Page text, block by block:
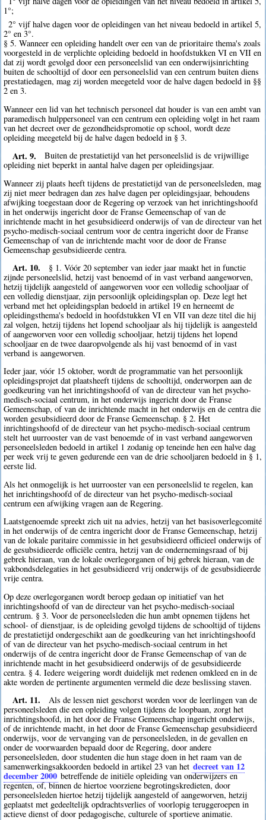
1°;
2° vijf halve dagen voor de opleidingen van het niveau bedoeld in artikel 5,
2° en 3°.
§ 5. Wanneer een opleiding handelt over een van de prioritaire thema's zoals
voorgesteld in de verplichte opleiding bedoeld in hoofdstukken VI en VII en
dat zij wordt gevolgd door een personeelslid van een onderwijsinrichting
buiten de schooltijd of door een personeelslid van een centrum buiten diens
prestatiedagen, mag zij worden meegeteld voor de halve dagen bedoeld in §§
2 en 3.
Wanneer een lid van het technisch personeel dat houder is van een ambt van
paramedisch hulppersoneel van een centrum een opleiding volgt in het raam
van het decreet over de gezondheidspromotie op school, wordt deze
opleiding meegeteld bij de halve dagen bedoeld in § 3.
Art. 9.
Buiten de prestatietijd van het personeelslid is de vrijwillige
opleiding niet beperkt in aantal halve dagen per opleidingsjaar.
Wanneer zij plaats heeft tijdens de prestatietijd van de personeelsleden, mag
zij niet meer bedragen dan zes halve dagen per opleidingsjaar, behoudens
afwijking toegestaan door de Regering op verzoek van het inrichtingshoofd
in het onderwijs ingericht door de Franse Gemeenschap of van de
inrichtende macht in het gesubsidieerd onderwijs of van de directeur van het
psycho-medisch-sociaal centrum voor de centra ingericht door de Franse
Gemeenschap of van de inrichtende macht voor de door de Franse
Gemeenschap gesubsidieerde centra.
Art. 10.
§ 1. Vóór 20 september van ieder jaar maakt het in functie
zijnde personeelslid, hetzij vast benoemd of in vast verband aangeworven,
hetzij tijdelijk aangesteld of aangeworven voor een volledig schooljaar of
een volledig dienstjaar, zijn persoonlijk opleidingsplan op. Deze legt het
verband met het opleidingsplan bedoeld in artikel 19 en herneemt de
opleidingsthema's bedoeld in hoofdstukken VI en VII van deze titel die hij
zal volgen, hetzij tijdens het lopend schooljaar als hij tijdelijk is aangesteld
of aangeworven voor een volledig schooljaar, hetzij tijdens het lopend
schooljaar en de twee daaropvolgende als hij vast benoemd of in vast
verband is aangeworven.
Ieder jaar, vóór 15 oktober, wordt de programmatie van het persoonlijk
opleidingsprojet dat plaatsheeft tijdens de schooltijd, onderworpen aan de
goedkeuring van het inrichtingshoofd of van de directeur van het psycho-
medisch-sociaal centrum, in het onderwijs ingericht door de Franse
Gemeenschap, of van de inrichtende macht in het onderwijs en de centra die
worden gesubsidieerd door de Franse Gemeenschap. § 2. Het
inrichtingshoofd of de directeur van het psycho-medisch-sociaal centrum
stelt het uurrooster van de vast benoemde of in vast verband aangeworven
personeelsleden bedoeld in artikel 1 zodanig op teneinde hen een halve dag
per week vrij te geven gedurende een van de drie schooljaren bedoeld in § 1,
eerste lid.
Als het onmogelijk is het uurrooster van een personeelslid te regelen, kan
het inrichtingshoofd of de directeur van het psycho-medisch-sociaal
centrum een afwijking vragen aan de Regering.
Laatstgenoemde spreekt zich uit na advies, hetzij van het basisoverlegcomité
in het onderwijs of de centra ingericht door de Franse Gemeenschap, hetzij
van de lokale paritaire commissie in het gesubsidieerd officieel onderwijs of
de gesubsidieerde officiële centra, hetzij van de ondernemingsraad of bij
gebrek hieraan, van de lokale overlegorganen of bij gebrek hieraan, van de
vakbondsdelegaties in het gesubsidieerd vrij onderwijs of de gesubsidieerde
vrije centra.
Op deze overlegorganen wordt beroep gedaan op initiatief van het
inrichtingshoofd of van de directeur van het psycho-medisch-sociaal
centrum. § 3. Voor de personeelsleden die hun ambt opnemen tijdens het
school- of dienstjaar, is de opleiding gevolgd tijdens de schooltijd of tijdens
de prestatietijd ondergeschikt aan de goedkeuring van het inrichtingshoofd
of van de directeur van het psycho-medisch-sociaal centrum in het
onderwijs of de centra ingericht door de Franse Gemeenschap of van de
inrichtende macht in het gesubsidieerd onderwijs of de gesubsidieerde
centra. § 4. Iedere weigering wordt duidelijk met redenen omkleed en in de
akte worden de pertinente argumenten vermeld die deze beslissing staven.
Art. 11.
Als de lessen niet geschorst worden voor de leerlingen van de
personeelsleden die een opleiding volgen tijdens de loopbaan, zorgt het
inrichtingshoofd, in het door de Franse Gemeenschap ingericht onderwijs,
of de inrichtende macht, in het door de Franse Gemeenschap gesubsidieerd
onderwijs, voor de vervanging van de personeelsleden, in de gevallen en
onder de voorwaarden bepaald door de Regering, door andere
personeelsleden, door studenten die hun stage doen in het raam van de
samenwerkingsakkoorden bedoeld in artikel 23 van het decreet van 12
december 2000 betreffende de initiële opleiding van onderwijzers en
regenten, of, binnen de hiertoe voorziene begrotingskredieten, door
personeelsleden hiertoe hetzij tijdelijk aangesteld of aangeworven, hetzij
geplaatst met gedeeltelijk opdrachtsverlies of voorlopig teruggeroepen in
actieve dienst of door pedagogische, culturele of sportieve animatie.